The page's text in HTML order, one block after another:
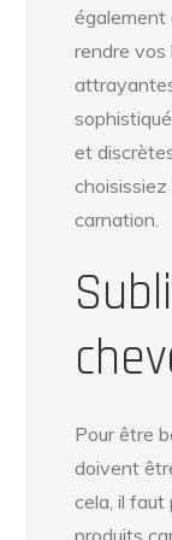
également
rendre vos
et
carnation.
Pour être
doivent
cela, il
produits